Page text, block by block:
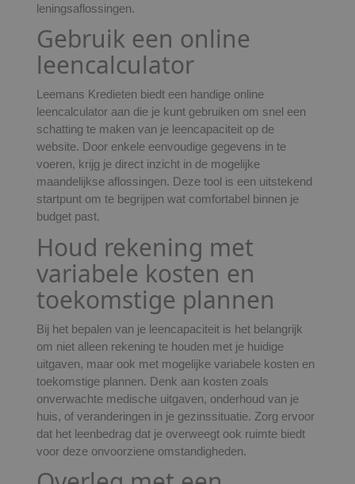
leningsaflossingen.
Gebruik een online
leencalculator
Leemans Kredieten biedt een handige online
leencalculator aan die je kunt gebruiken om snel een
schatting te maken van je leencapaciteit op de
website. Door enkele eenvoudige gegevens in te
voeren, krijg je direct inzicht in de mogelijke
maandelijkse aflossingen. Deze tool is een uitstekend
startpunt om te begrijpen wat comfortabel binnen je
budget past.
Houd rekening met
variabele kosten en
toekomstige plannen
Bij het bepalen van je leencapaciteit is het belangrijk
om niet alleen rekening te houden met je huidige
uitgaven, maar ook met mogelijke variabele kosten en
toekomstige plannen. Denk aan kosten zoals
onverwachte medische uitgaven, onderhoud van je
huis, of veranderingen in je gezinssituatie. Zorg ervoor
dat het leenbedrag dat je overweegt ook ruimte biedt
voor deze onvoorziene omstandigheden.